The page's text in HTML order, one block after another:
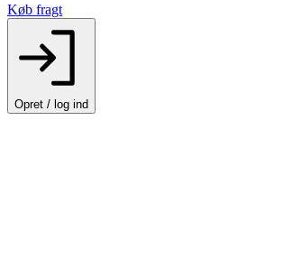
Køb fragt
Opret / log ind